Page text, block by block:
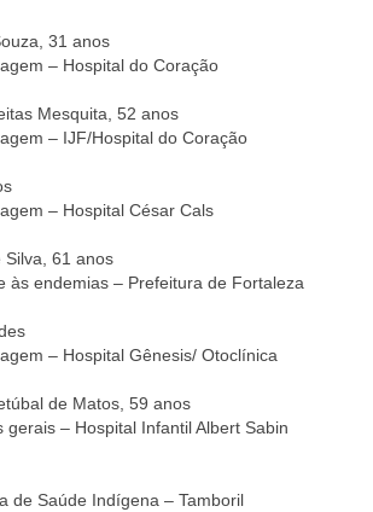
31 anos
– Hospital do Coração
Mesquita, 52 anos
– IJF/Hospital do Coração
– Hospital César Cals
Silva, 61 anos
às endemias – Prefeitura de Fortaleza
– Hospital Gênesis/ Otoclínica
de Matos, 59 anos
gerais – Hospital Infantil Albert Sabin
de Saúde Indígena – Tamboril